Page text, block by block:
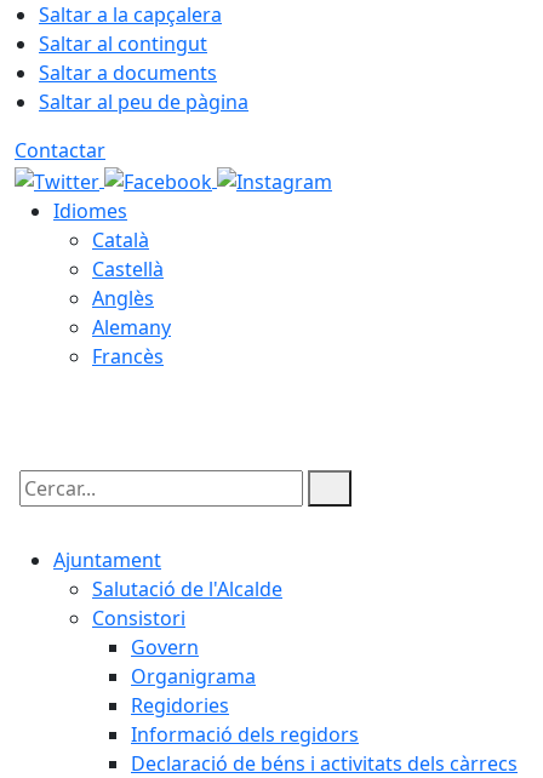
Saltar a la capçalera
Saltar al contingut
Saltar a documents
Saltar al peu de pàgina
Contactar
Idiomes
Català
Castellà
Anglès
Alemany
Francès
Cercar:
Ajuntament
Salutació de l'Alcalde
Consistori
Govern
Organigrama
Regidories
Informació dels regidors
Declaració de béns i activitats dels càrrecs